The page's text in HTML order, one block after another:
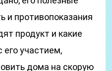
и противопоказания
продукт и какие
участием,
дома на скорую